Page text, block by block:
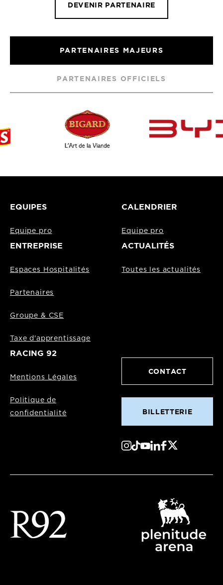
DEVENIR PARTENAIRE
PARTENAIRES MAJEURS
PARTENAIRES OFFICIELS
EQUIPES
Equipe pro
CALENDRIER
Equipe pro
ENTREPRISE
Espaces Hospitalités
Partenaires
Groupe & CSE
Taxe d'apprentissage
ACTUALITÉS
Toutes les actualités
RACING 92
Mentions Légales
Politique de
confidentialité
CONTACT
BILLETTERIE